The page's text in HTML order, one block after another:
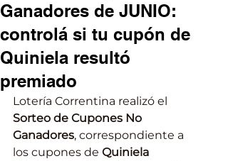
Ganadores de JUNIO:
controlá si tu cupón de
Quiniela resultó
premiado
Lotería Correntina realizó el
Sorteo de Cupones No
Ganadores, correspondiente a
los cupones de Quiniela